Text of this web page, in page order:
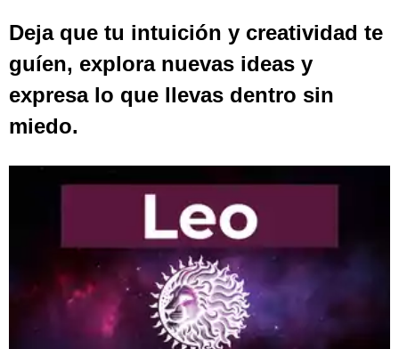
Deja que tu intuición y creatividad te
guíen, explora nuevas ideas y
expresa lo que llevas dentro sin
miedo.